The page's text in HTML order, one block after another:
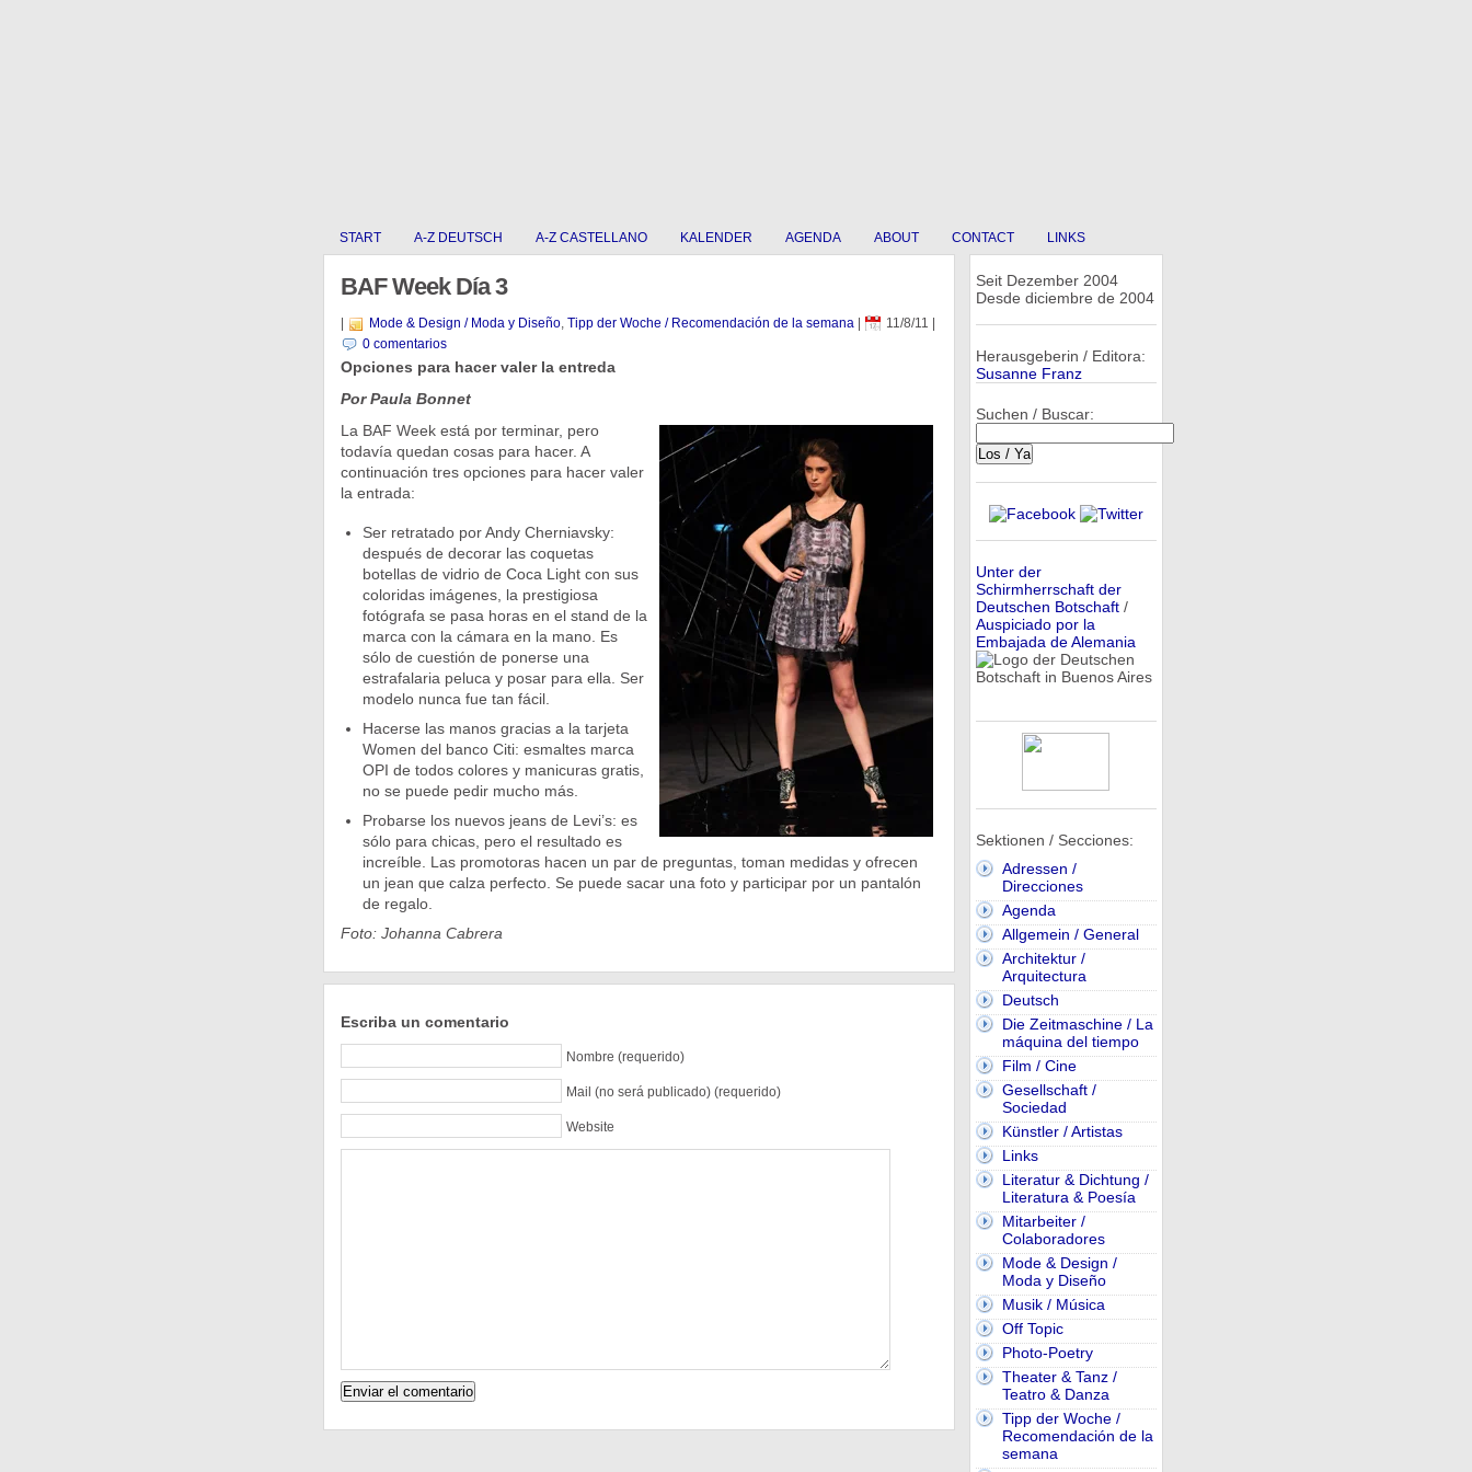
START A-Z DEUTSCH A-Z CASTELLANO KALENDER AGENDA ABOUT CONTACT LINKS
BAF Week Día 3
Mode & Design / Moda y Diseño, Tipp der Woche / Recomendación de la semana| 11/8/11
0 comentarios
Opciones para hacer valer la entreda
Por Paula Bonnet
La BAF Week está por terminar, pero
todavía quedan cosas para hacer. A
continuación tres opciones para hacer valer
la entrada:
Ser retratado por Andy Cherniavsky:
después de decorar las coquetas
botellas de vidrio de Coca Light con sus
coloridas imágenes, la prestigiosa
fotógrafa se pasa horas en el stand de la
marca con la cámara en la mano. Es
sólo de cuestión de ponerse una
estrafalaria peluca y posar para ella. Ser
modelo nunca fue tan fácil.
Hacerse las manos gracias a la tarjeta
Women del banco Citi: esmaltes marca
OPI de todos colores y manicuras gratis,
no se puede pedir mucho más.
Probarse los nuevos jeans de Levi’s: es
sólo para chicas, pero el resultado es
increíble. Las promotoras hacen un par de preguntas, toman medidas y ofrecen
un jean que calza perfecto. Se puede sacar una foto y participar por un pantalón
de regalo.
Foto: Johanna Cabrera
Escriba un comentario
Nombre (requerido)
Mail (no será publicado) (requerido)
Website
Seit Dezember 2004
Desde diciembre de 2004
Herausgeberin / Editora:
Susanne Franz
Suchen / Buscar:
Unter der
Schirmherrschaft der
Deutschen Botschaft/
Auspiciado por la
Embajada de Alemania
Sektionen / Secciones:
Adressen /
Direcciones
Agenda
Allgemein / General
Architektur /
Arquitectura
Deutsch
Die Zeitmaschine / La
máquina del tiempo
Film / Cine
Gesellschaft /
Sociedad
Künstler / Artistas
Links
Literatur & Dichtung /
Literatura & Poesía
Mitarbeiter /
Colaboradores
Mode & Design /
Moda y Diseño
Musik / Música
Off Topic
Photo-Poetry
Theater & Tanz /
Teatro & Danza
Tipp der Woche /
Recomendación de la
semana